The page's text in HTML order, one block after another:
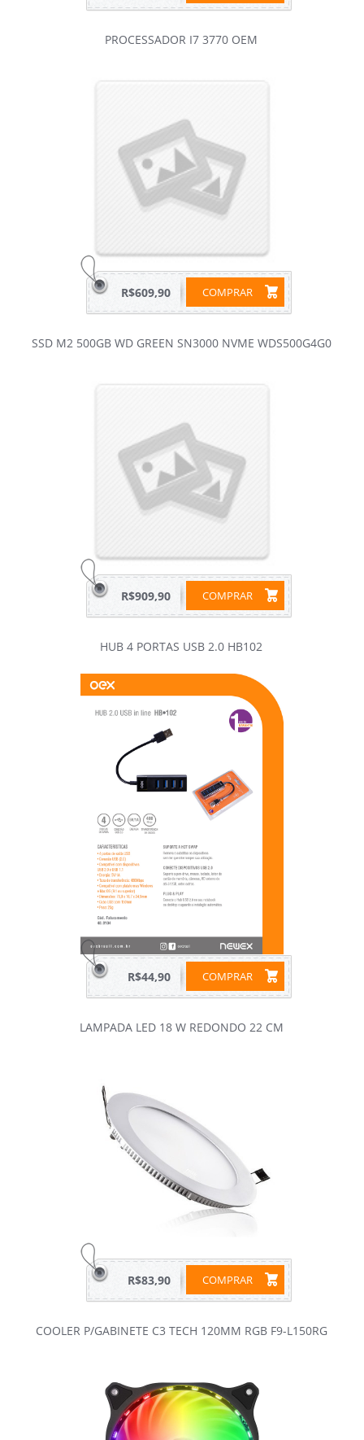
PROCESSADOR I7 3770 OEM
COMPRAR
R$609,90
SSD M2 500GB WD GREEN SN3000 NVME WDS500G4G0
COMPRAR
R$909,90
HUB 4 PORTAS USB 2.0 HB102
COMPRAR
R$44,90
LAMPADA LED 18 W REDONDO 22 CM
COMPRAR
R$83,90
COOLER P/GABINETE C3 TECH 120MM RGB F9-L150RG